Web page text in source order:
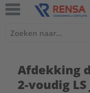
Afdekking
2-voudig LS